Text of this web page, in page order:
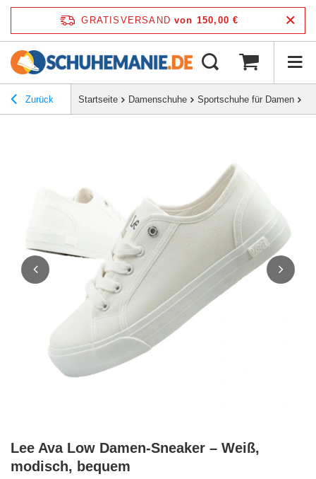
GRATISVERSAND von 150,00 €
Zurück Startseite Damenschuhe Sportschuhe für Damen
Lee Ava Low Damen-Sneaker – Weiß,
modisch, bequem